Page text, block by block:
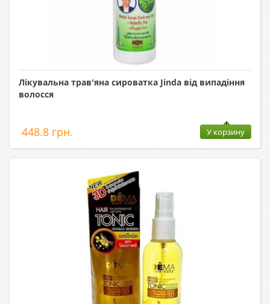
Лікувальна трав'яна сироватка Jinda від випадіння
волосся
448.8 грн. У корзину